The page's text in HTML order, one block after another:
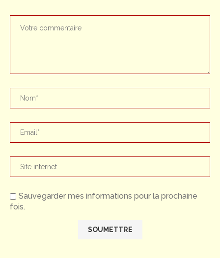
Sauvegarder mes informations pour la prochaine
fois.